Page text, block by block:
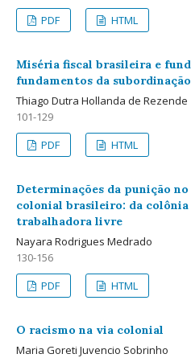
PDF
HTML
Miséria fiscal brasileira e
fundamentos da
Thiago Dutra Hollanda de Rezende
101-129
PDF
HTML
Determinações da punição
colonial brasileiro: da colônia
trabalhadora livre
Nayara Rodrigues Medrado
130-156
PDF
HTML
O racismo na via colonial
Maria Goreti Juvencio Sobrinho